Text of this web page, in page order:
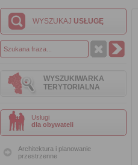
WYSZUKAJ USŁUGĘ
WYSZUKIWARKA
TERYTORIALNA
Usługi
dla obywateli
Architektura i planowanie
przestrzenne